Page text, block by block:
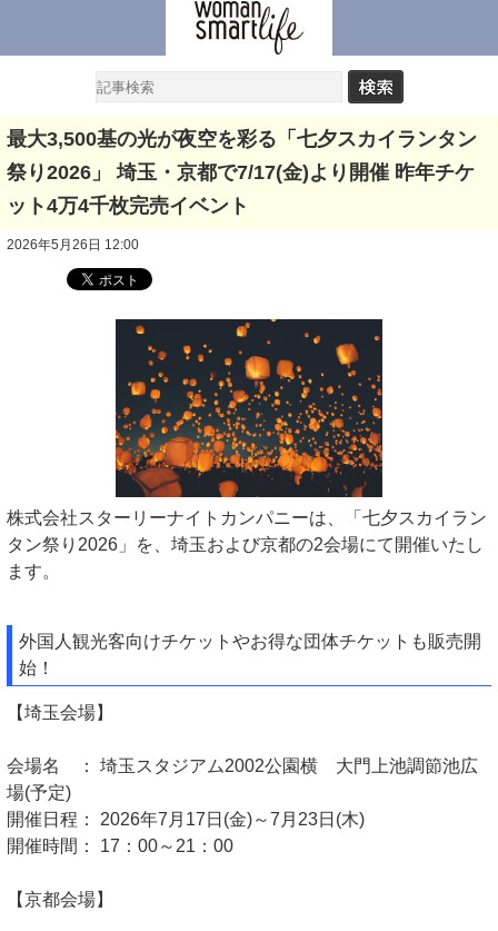
最大3,500基の光が夜空を彩る「七夕スカイランタン
祭り2026」 埼玉・京都で7/17(金)より開催 昨年チケ
ット4万4千枚完売イベント
2026年5月26日 12:00
株式会社スターリーナイトカンパニーは、「七夕スカイラン
タン祭り2026」を、埼玉および京都の2会場にて開催いたし
ます。
外国人観光客向けチケットやお得な団体チケットも販売開
始！
【埼玉会場】
会場名 ： 埼玉スタジアム2002公園横 大門上池調節池広
場(予定)
開催日程： 2026年7月17日(金)～7月23日(木)
開催時間： 17：00～21：00
【京都会場】